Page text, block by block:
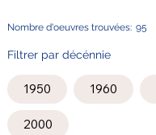
Filtrer par décénnie
1950 1960
2000
Nombre d'oeuvres trouvées: 95